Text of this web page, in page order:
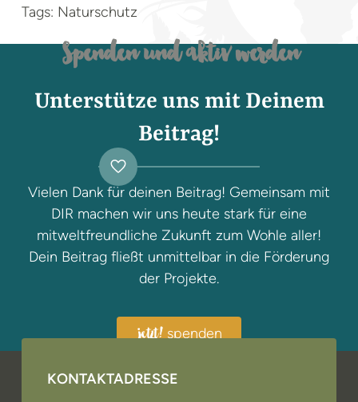
Tags: Naturschutz
Spenden und aktiv werden
Unterstütze uns mit Deinem
Beitrag!
Vielen Dank für deinen Beitrag! Gemeinsam mit
DIR machen wir uns heute stark für eine
mitweltfreundliche Zukunft zum Wohle aller!
Dein Beitrag fließt unmittelbar in die Förderung
der Projekte.
jetzt! spenden
KONTAKTADRESSE